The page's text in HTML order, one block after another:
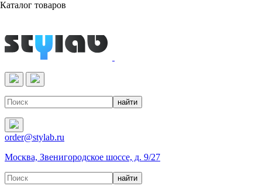
Реактивы & Оборудование
order@stylab.ru
Москва, Звенигородское шоссе, д. 9/27
Каталог товаров